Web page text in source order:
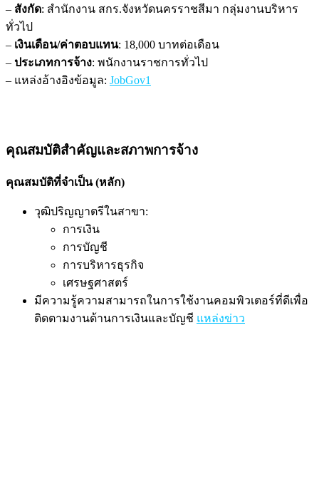
– สังกัด: สำนักงาน สกร.จังหวัดนครราชสีมา กลุ่มงานบริหาร
ทั่วไป
– เงินเดือน/ค่าตอบแทน: 18,000 บาทต่อเดือน
– ประเภทการจ้าง: พนักงานราชการทั่วไป
– แหล่งอ้างอิงข้อมูล: JobGov1
คุณสมบัติสำคัญและสภาพการจ้าง
คุณสมบัติที่จำเป็น (หลัก)
วุฒิปริญญาตรีในสาขา:
การเงิน
การบัญชี
การบริหารธุรกิจ
เศรษฐศาสตร์
มีความรู้ความสามารถในการใช้งานคอมพิวเตอร์ที่ดีเพื่อ
ติดตามงานด้านการเงินและบัญชี แหล่งข่าว